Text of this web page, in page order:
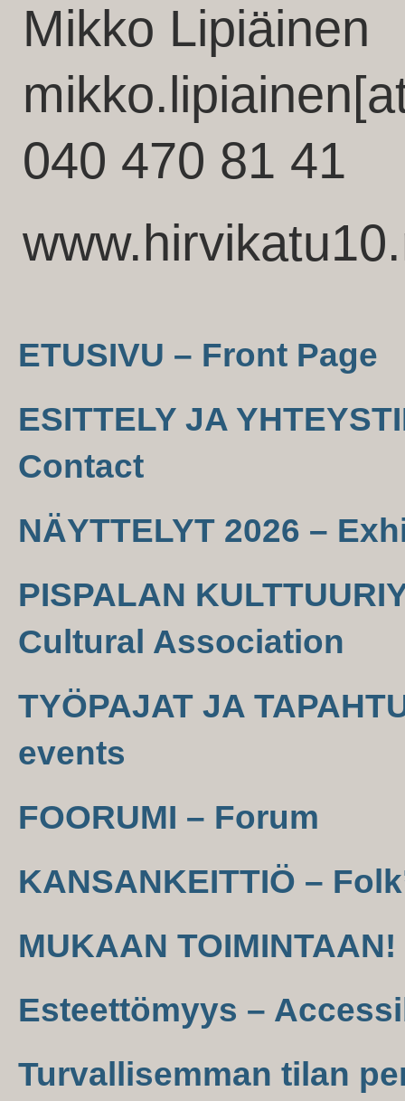
ETUSIVU – Front Page
ESITTELY JA
Contact
NÄYTTELYT 2026 –
PISPALAN
Cultural Association
TYÖPAJAT JA
events
FOORUMI – Forum
KANSANKEITTIÖ –
MUKAAN
Esteettömyys –
Turvallisemman tilan
Mikko Lipiäinen
040 470 81 41